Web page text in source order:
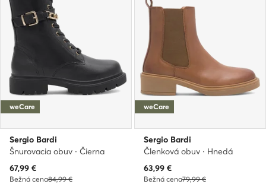
weCare
Sergio Bardi
Šnurovacia obuv · Čierna
Aktuálna cena
67,99 €
Bežná cena84,99 €
weCare
Sergio Bardi
Členková obuv · Hnedá
Aktuálna cena
63,99 €
Bežná cena79,99 €